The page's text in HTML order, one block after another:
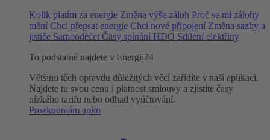
Kolik platím za energie Změna výše záloh Proč se mi zálohy
mění Chci přepsat energie Chci nové připojení Změna sazby a
jističe Samoodečet Časy spínání HDO Sdílení elektřiny
To podstatné najdete v Energii24
Většinu těch opravdu důležitých věcí zařídíte v naší aplikaci.
Najdete tu svou cenu i platnost smlouvy a zjistíte časy
nízkého tarifu nebo odhad vyúčtování.
Prozkoumám apku